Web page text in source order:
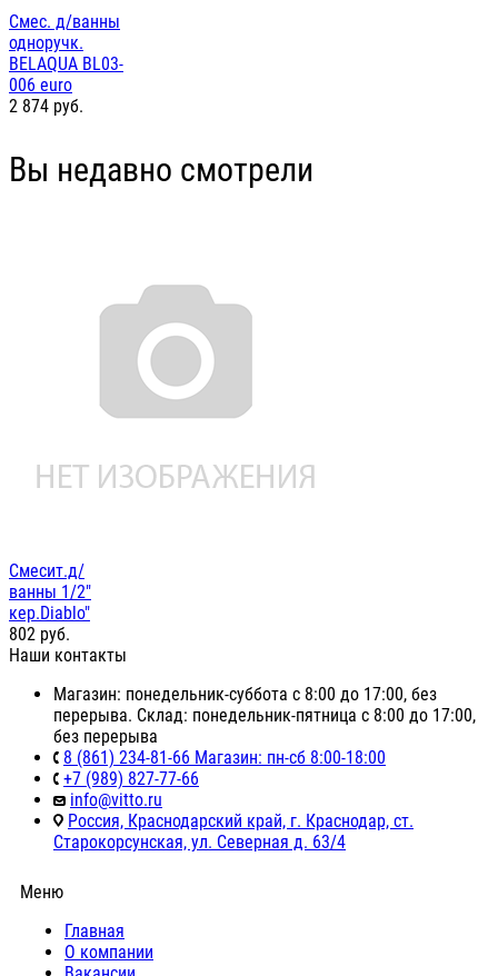
Смес. д/ванны
одноручк.
BELAQUA BL03-
006 euro
2 874 руб.
Вы недавно смотрели
Смесит.д/
ванны 1/2"
кер.Diablo"
802 руб.
Наши контакты
Магазин: понедельник-суббота с 8:00 до 17:00, без
перерыва. Склад: понедельник-пятница с 8:00 до 17:00,
без перерыва
8 (861) 234-81-66 Магазин: пн-сб 8:00-18:00
+7 (989) 827-77-66
info@vitto.ru
Россия, Краснодарский край, г. Краснодар, ст.
Старокорсунская, ул. Северная д. 63/4
Меню
Главная
О компании